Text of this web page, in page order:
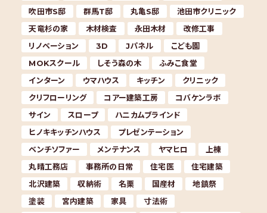
吹田市S邸
群馬T邸 丸亀S邸
池田市クリニック
天竜杉の家
木材検査 永田木材
改修工事
リノベーション
3D Jパネル
こども園
MOKスクール
しそう森の木
ふみこ食堂
インターン
ウマハウス キッチン
クリニック
クリフローリング
コアー建築工房
コバケンラボ
サイン
スロープ
ハニカムブラインド
ヒノキキッチンハウス
プレゼンテーション
ベンチソファー
メンテナンス ヤマヒロ
上棟
丸晴工務店
事務所の日常 住宅医
住宅建築
北沢建築
収納術 名栗 国産材
地鎮祭
塗装
宮内建築 家具
寸法術